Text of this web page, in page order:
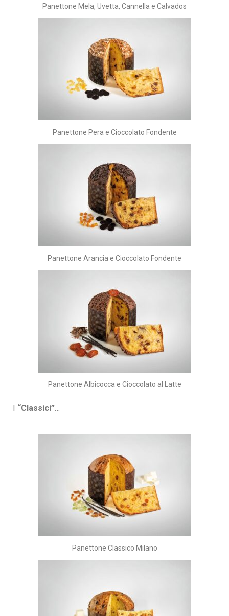
Panettone Mela, Uvetta, Cannella e Calvados
Panettone Pera e Cioccolato Fondente
Panettone Arancia e Cioccolato Fondente
Panettone Albicocca e Cioccolato al Latte
“Classici”…
Panettone Classico Milano